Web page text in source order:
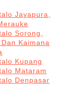
Jayapura,
Sorong,
Kaimana
Kupang
Mataram
Denpasar